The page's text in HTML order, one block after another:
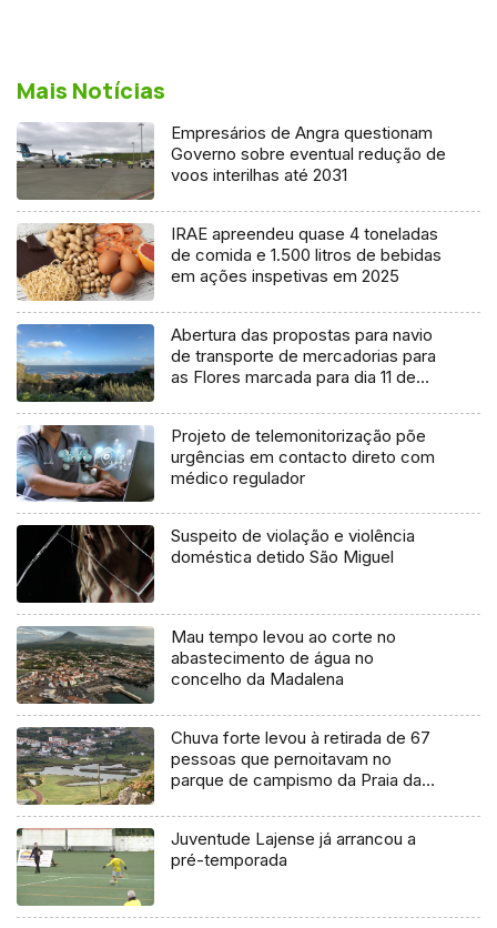
Mais Notícias
Empresários de Angra questionam
Governo sobre eventual redução de
voos interilhas até 2031
IRAE apreendeu quase 4 toneladas
de comida e 1.500 litros de bebidas
em ações inspetivas em 2025
Abertura das propostas para navio
de transporte de mercadorias para
as Flores marcada para dia 11 de
Projeto de telemonitorização põe
urgências em contacto direto com
médico regulador
Suspeito de violação e violência
doméstica detido São Miguel
Mau tempo levou ao corte no
abastecimento de água no
concelho da Madalena
Chuva forte levou à retirada de 67
pessoas que pernoitavam no
parque de campismo da Praia da
Juventude Lajense já arrancou a
pré-temporada